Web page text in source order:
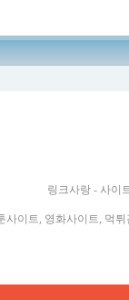
링크사랑 - 사이
이트, 영화사이트, 먹